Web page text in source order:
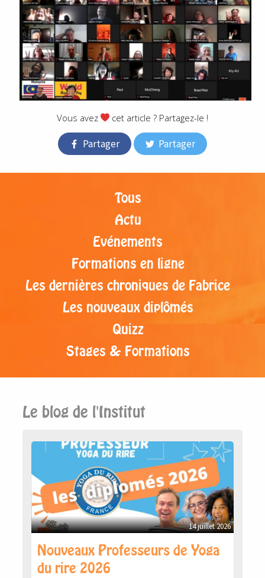
Vous avez cet article ? Partagez-le !
Partager Partager
Tous
Actu
Evénements
Formations en ligne
Les dernières chroniques de Fabrice
Les nouveaux diplômés
Quizz
Stages & Formations
Le blog de l'Institut
14 juillet 2026
Nouveaux Professeurs de Yoga
du rire 2026